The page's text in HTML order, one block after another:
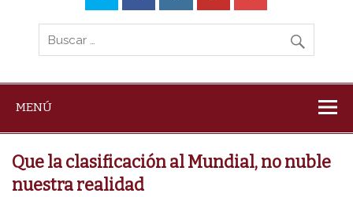
MENÚ
Que la clasificación al Mundial, no nuble
nuestra realidad